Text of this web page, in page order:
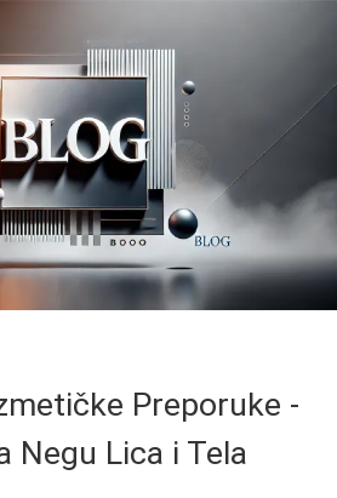
Preporuke -
Negu Lica i Tela